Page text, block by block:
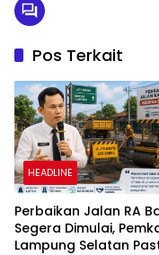
Pos Terkait
HEADLINE
Perbaikan Jalan RA
Segera Dimulai,
Lampung Selatan